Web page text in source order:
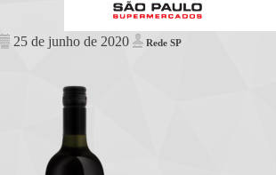
25 de junho de 2020 Rede SP